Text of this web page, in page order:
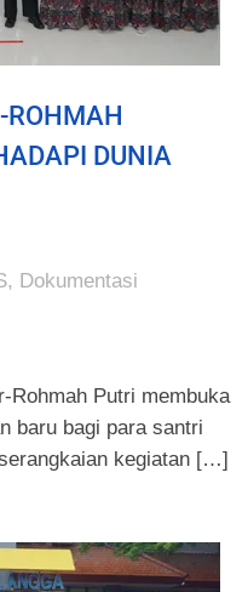
DUNIA
, Dokumentasi
Putri membuka
baru bagi para santri
kegiatan […]